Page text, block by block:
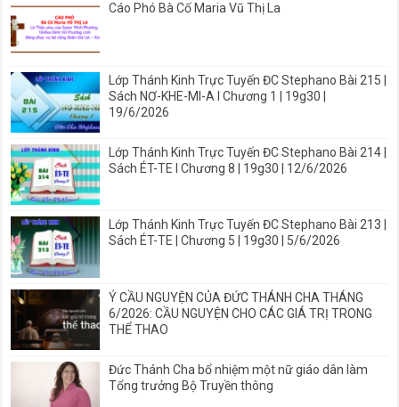
Cáo Phó Bà Cố Maria Vũ Thị La
Lớp Thánh Kinh Trực Tuyến ĐC Stephano Bài 215 |
Sách NƠ-KHE-MI-A I Chương 1 | 19g30 |
19/6/2026
Lớp Thánh Kinh Trực Tuyến ĐC Stephano Bài 214 |
Sách ÉT-TE I Chương 8 | 19g30 | 12/6/2026
Lớp Thánh Kinh Trực Tuyến ĐC Stephano Bài 213 |
Sách ÉT-TE | Chương 5 | 19g30 | 5/6/2026
Ý CẦU NGUYỆN CỦA ĐỨC THÁNH CHA THÁNG
6/2026: CẦU NGUYỆN CHO CÁC GIÁ TRỊ TRONG
THỂ THAO
Đức Thánh Cha bổ nhiệm một nữ giáo dân làm
Tổng trưởng Bộ Truyền thông